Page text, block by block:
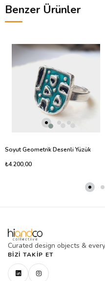
Benzer Ürünler
Soyut Geometrik Desenli Yüzük
₺4.200,00
Curated design objects &
BIZI TAKIP ET